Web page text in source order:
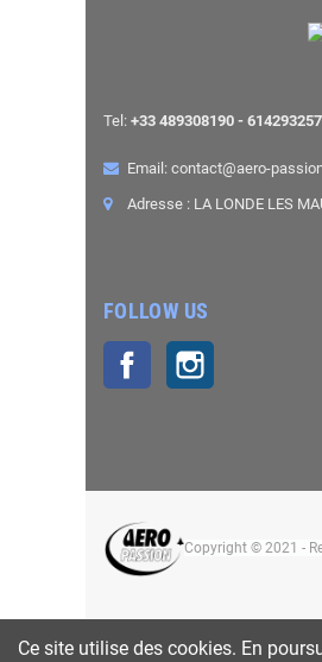
Tel: +33 489308190 - 614293257
Email: contact@aero-
Adresse : LA LONDE LES
FOLLOW US
Facebook
Copyright © 2021 -
Ce site utilise des cookies. En